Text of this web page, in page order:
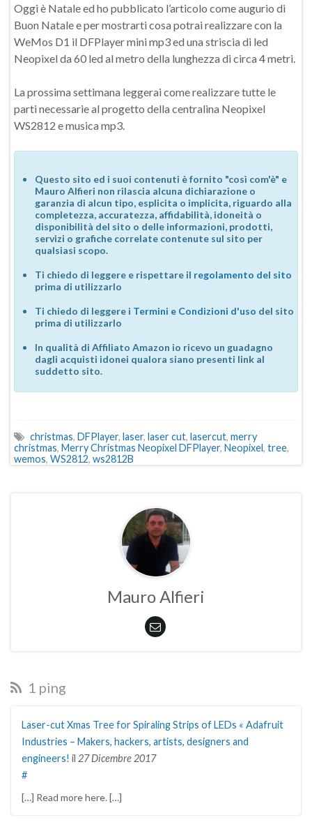
Oggi è Natale ed ho pubblicato l’articolo come augurio di
Buon Natale e per mostrarti cosa potrai realizzare con la
WeMos D1 il DFPlayer mini mp3 ed una striscia di led
Neopixel da 60 led al metro della lunghezza di circa 4 metri.
La prossima settimana leggerai come realizzare tutte le
parti necessarie al progetto della centralina Neopixel
WS2812 e musica mp3.
Questo sito ed i suoi contenuti è fornito "così com'è" e
Mauro Alfieri non rilascia alcuna dichiarazione o
garanzia di alcun tipo, esplicita o implicita, riguardo alla
completezza, accuratezza, affidabilità, idoneità o
disponibilità del sito o delle informazioni, prodotti,
servizi o grafiche correlate contenute sul sito per
qualsiasi scopo.
Ti chiedo di leggere e rispettare il regolamento del sito
prima di utilizzarlo
Ti chiedo di leggere i Termini e Condizioni d'uso del sito
prima di utilizzarlo
In qualità di Affiliato Amazon io ricevo un guadagno
dagli acquisti idonei qualora siano presenti link al
suddetto sito.
christmas, DFPlayer, laser, laser cut, lasercut, merry
christmas, Merry Christmas Neopixel DFPlayer, Neopixel, tree,
wemos, WS2812, ws2812B
Mauro Alfieri
1 ping
Laser-cut Xmas Tree for Spiraling Strips of LEDs « Adafruit
Industries – Makers, hackers, artists, designers and
engineers! il 27 Dicembre 2017
#
[…] Read more here. […]